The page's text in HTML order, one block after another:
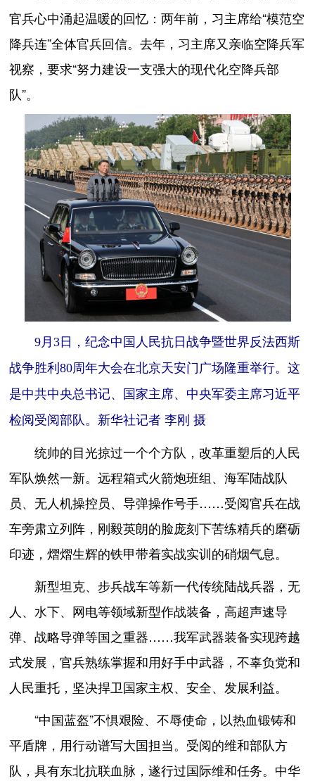
官兵心中涌起温暖的回忆：两年前，习主席给“模范空
降兵连”全体官兵回信。去年，习主席又亲临空降兵军
视察，要求“努力建设一支强大的现代化空降兵部
队”。
9月3日，纪念中国人民抗日战争暨世界反法西斯
战争胜利80周年大会在北京天安门广场隆重举行。这
是中共中央总书记、国家主席、中央军委主席习近平
检阅受阅部队。新华社记者 李刚 摄
统帅的目光掠过一个个方队，改革重塑后的人民
军队焕然一新。远程箱式火箭炮班组、海军陆战队
员、无人机操控员、导弹操作号手……受阅官兵在战
车旁肃立列阵，刚毅英朗的脸庞刻下苦练精兵的磨砺
印迹，熠熠生辉的铁甲带着实战实训的硝烟气息。
新型坦克、步兵战车等新一代传统陆战兵器，无
人、水下、网电等领域新型作战装备，高超声速导
弹、战略导弹等国之重器……我军武器装备实现跨越
式发展，官兵熟练掌握和用好手中武器，不辜负党和
人民重托，坚决捍卫国家主权、安全、发展利益。
“中国蓝盔”不惧艰险、不辱使命，以热血锻铸和
平盾牌，用行动谱写大国担当。受阅的维和部队方
队，具有东北抗联血脉，遂行过国际维和任务。中华